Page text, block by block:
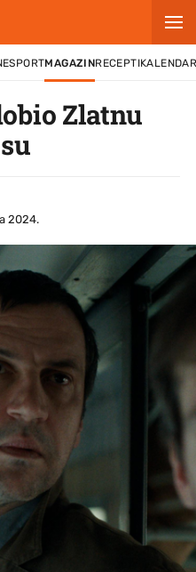
SPORTMAGAZINRECEPTI
Zlatnu
2024.